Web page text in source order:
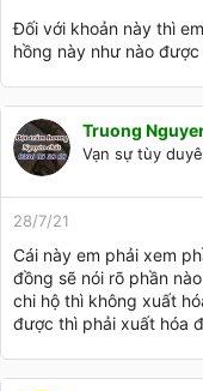
Đối với khoản này thì
hồng này như nào được
Truong
Vạn sự tùy
28/7/21
Cái này em phải xem
đồng sẽ nói rõ phần
chi hộ thì không xuất
được thì phải xuất hóa